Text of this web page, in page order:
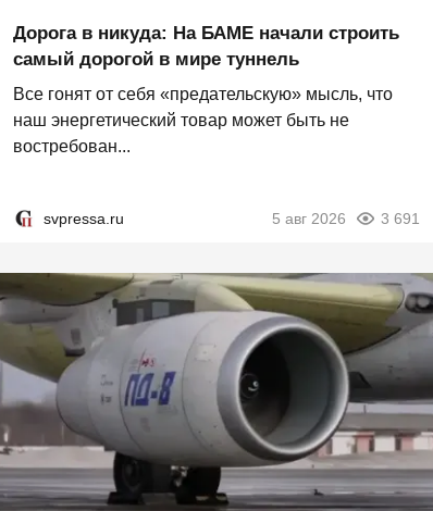
Дорога в никуда: На БАМЕ начали строить
самый дорогой в мире туннель
Все гонят от себя «предательскую» мысль, что
наш энергетический товар может быть не
востребован...
svpressa.ru 5 авг 2026 3 691